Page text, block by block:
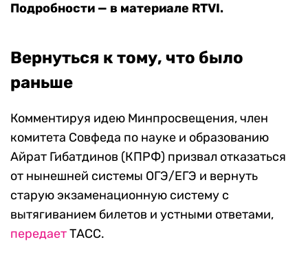
Подробности — в материале RTVI.
Вернуться к тому, что было
раньше
Комментируя идею Минпросвещения, член
комитета Совфеда по науке и образованию
Айрат Гибатдинов (КПРФ) призвал отказаться
от нынешней системы ОГЭ/ЕГЭ и вернуть
старую экзаменационную систему с
вытягиванием билетов и устными ответами,
передаетТАСС.